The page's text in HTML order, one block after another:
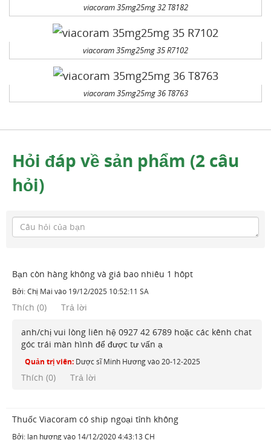
viacoram 35mg25mg 32 T8182
viacoram 35mg25mg 35 R7102
viacoram 35mg25mg 36 T8763
Hỏi đáp về sản phẩm (2 câu
hỏi)
Bạn còn hàng không và giá bao nhiêu 1 hôpt
Bởi:Chị Mai vào 19/12/2025 10:52:11 SA
Thích (0) Trả lời
anh/chị vui lòng liên hệ 0927 42 6789 hoặc các kênh chat
góc trái màn hình để được tư vấn ạ
Quản trị viên: Dược sĩ Minh Hươngvào20-12-2025
Thích (0) Trả lời
Thuốc Viacoram có ship ngoại tỉnh không
Bởi: lan hươngvào 14/12/2020 4:43:13 CH